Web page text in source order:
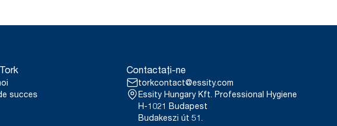
succes
Contactați-ne
torkcontact@essity.com
Essity Hungary Kft. Professional Hygiene
H-1021 Budapest
Budakeszi út 51.